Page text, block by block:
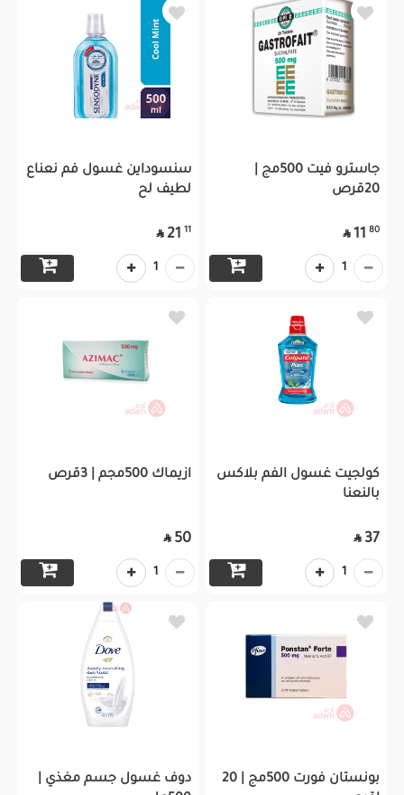
جاسترو فيت 500مج |
20قرص
80
11

1
سنسوداين غسول فم نعناع
لطيف لح
11
21

1
كولجيت غسول الفم بلاكس
بالنعنا
37

1
ازيماك 500مجم | 3قرص
50

1
بونستان فورت 500مج | 20
دوف غسول جسم مغذي |